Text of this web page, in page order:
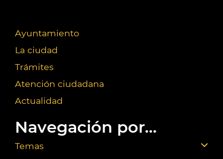
Ayuntamiento
La ciudad
Trámites
Atención ciudadana
Actualidad
Navegación por...
Temas